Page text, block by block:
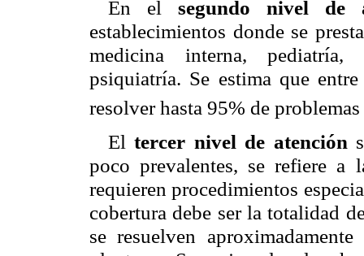
En el segundo nivel de
establecimientos donde se
medicina interna,
psiquiatría. Se estima que
resolver hasta 95% de
Eltercer nivel de atención
poco prevalentes, se refiere a
requieren procedimientos
cobertura debe ser la totalidad
se resuelven